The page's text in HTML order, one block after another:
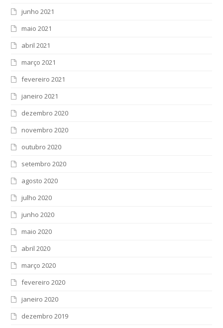
junho 2021
maio 2021
abril 2021
março 2021
fevereiro 2021
janeiro 2021
dezembro 2020
novembro 2020
outubro 2020
setembro 2020
agosto 2020
julho 2020
junho 2020
maio 2020
abril 2020
março 2020
fevereiro 2020
janeiro 2020
dezembro 2019